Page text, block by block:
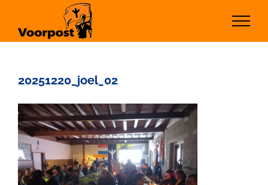
inhoud
20251220_joel_02